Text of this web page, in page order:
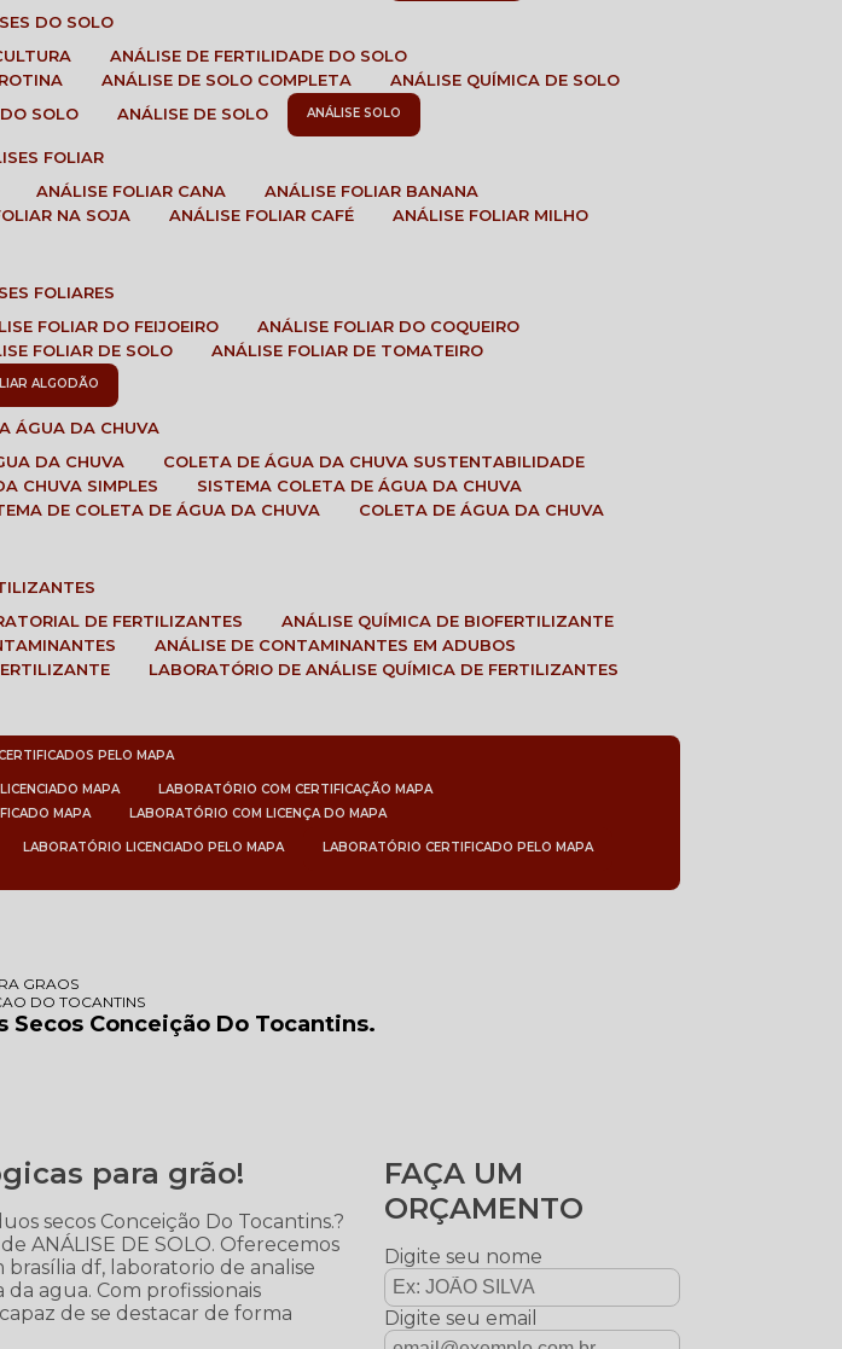
DO SOLO
ANÁLISE DE FERTILIDADE DO SOLO
ANÁLISE DE SOLO COMPLETA
ANÁLISE QUÍMICA DE SOLO
DO SOLO ANÁLISE DE SOLO ANÁLISE SOLO
FOLIAR
ANÁLISE FOLIAR CANA
ANÁLISE FOLIAR BANANA
NA SOJA ANÁLISE FOLIAR CAFÉ
ANÁLISE FOLIAR MILHO
FOLIARES
FOLIAR DO FEIJOEIRO
ANÁLISE FOLIAR DO COQUEIRO
FOLIAR DE SOLO
ANÁLISE FOLIAR DE TOMATEIRO
ALGODÃO
ÁGUA DA CHUVA
DA CHUVA
COLETA DE ÁGUA DA CHUVA SUSTENTABILIDADE
CHUVA SIMPLES
SISTEMA COLETA DE ÁGUA DA CHUVA
DE COLETA DE ÁGUA DA CHUVA COLETA DE ÁGUA DA CHUVA
DE FERTILIZANTES
ANÁLISE QUÍMICA DE BIOFERTILIZANTE
ANÁLISE DE CONTAMINANTES EM ADUBOS
LABORATÓRIO DE ANÁLISE QUÍMICA DE FERTILIZANTES
PELO MAPA
MAPA
LABORATÓRIO COM CERTIFICAÇÃO MAPA
MAPA LABORATÓRIO COM LICENÇA DO MAPA
LABORATÓRIO LICENCIADO PELO MAPA LABORATÓRIO CERTIFICADO PELO MAPA
GRAOS
DO TOCANTINS
Conceição Do Tocantins.
para grão!
secos Conceição Do Tocantins.?
ANÁLISE DE SOLO. Oferecemos
df, laboratorio de analise
agua. Com profissionais
de se destacar de forma
FAÇA UM
ORÇAMENTO
Digite seu nome
Digite seu email